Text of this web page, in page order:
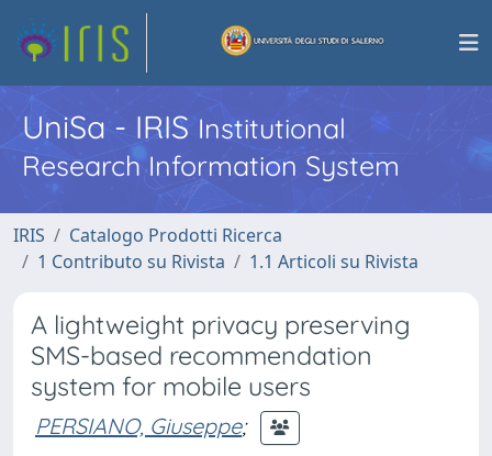
UniSa - IRISInstitutional
Research Information System
IRIS
Catalogo Prodotti Ricerca
1 Contributo su Rivista
1.1 Articoli su Rivista
A lightweight privacy preserving
SMS-based recommendation
system for mobile users
PERSIANO, Giuseppe;